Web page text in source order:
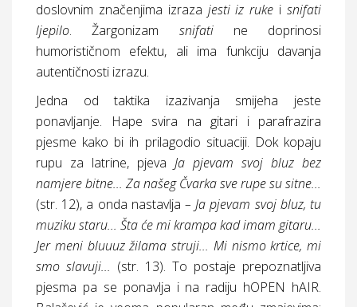
doslovnim značenjima izraza jesti iz ruke isnifati
ljepilo. Žargonizam snifati ne doprinosi
humorističnom efektu, ali ima funkciju davanja
autentičnosti izrazu.
Jedna od taktika izazivanja smijeha jeste
ponavljanje. Hape svira na gitari i parafrazira
pjesme kako bi ih prilagodio situaciji. Dok kopaju
rupu za latrine, pjeva Ja pjevam svoj bluz bez
namjere bitne... Za našeg Čvarka sve rupe su sitne...
(str. 12), a onda nastavlja – Ja pjevam svoj bluz, tu
muziku staru... Šta će mi krampa kad imam gitaru...
Jer meni bluuuz žilama struji... Mi nismo krtice, mi
smo slavuji... (str. 13). To postaje prepoznatljiva
pjesma pa se ponavlja i na radiju hOPEN hAIR.